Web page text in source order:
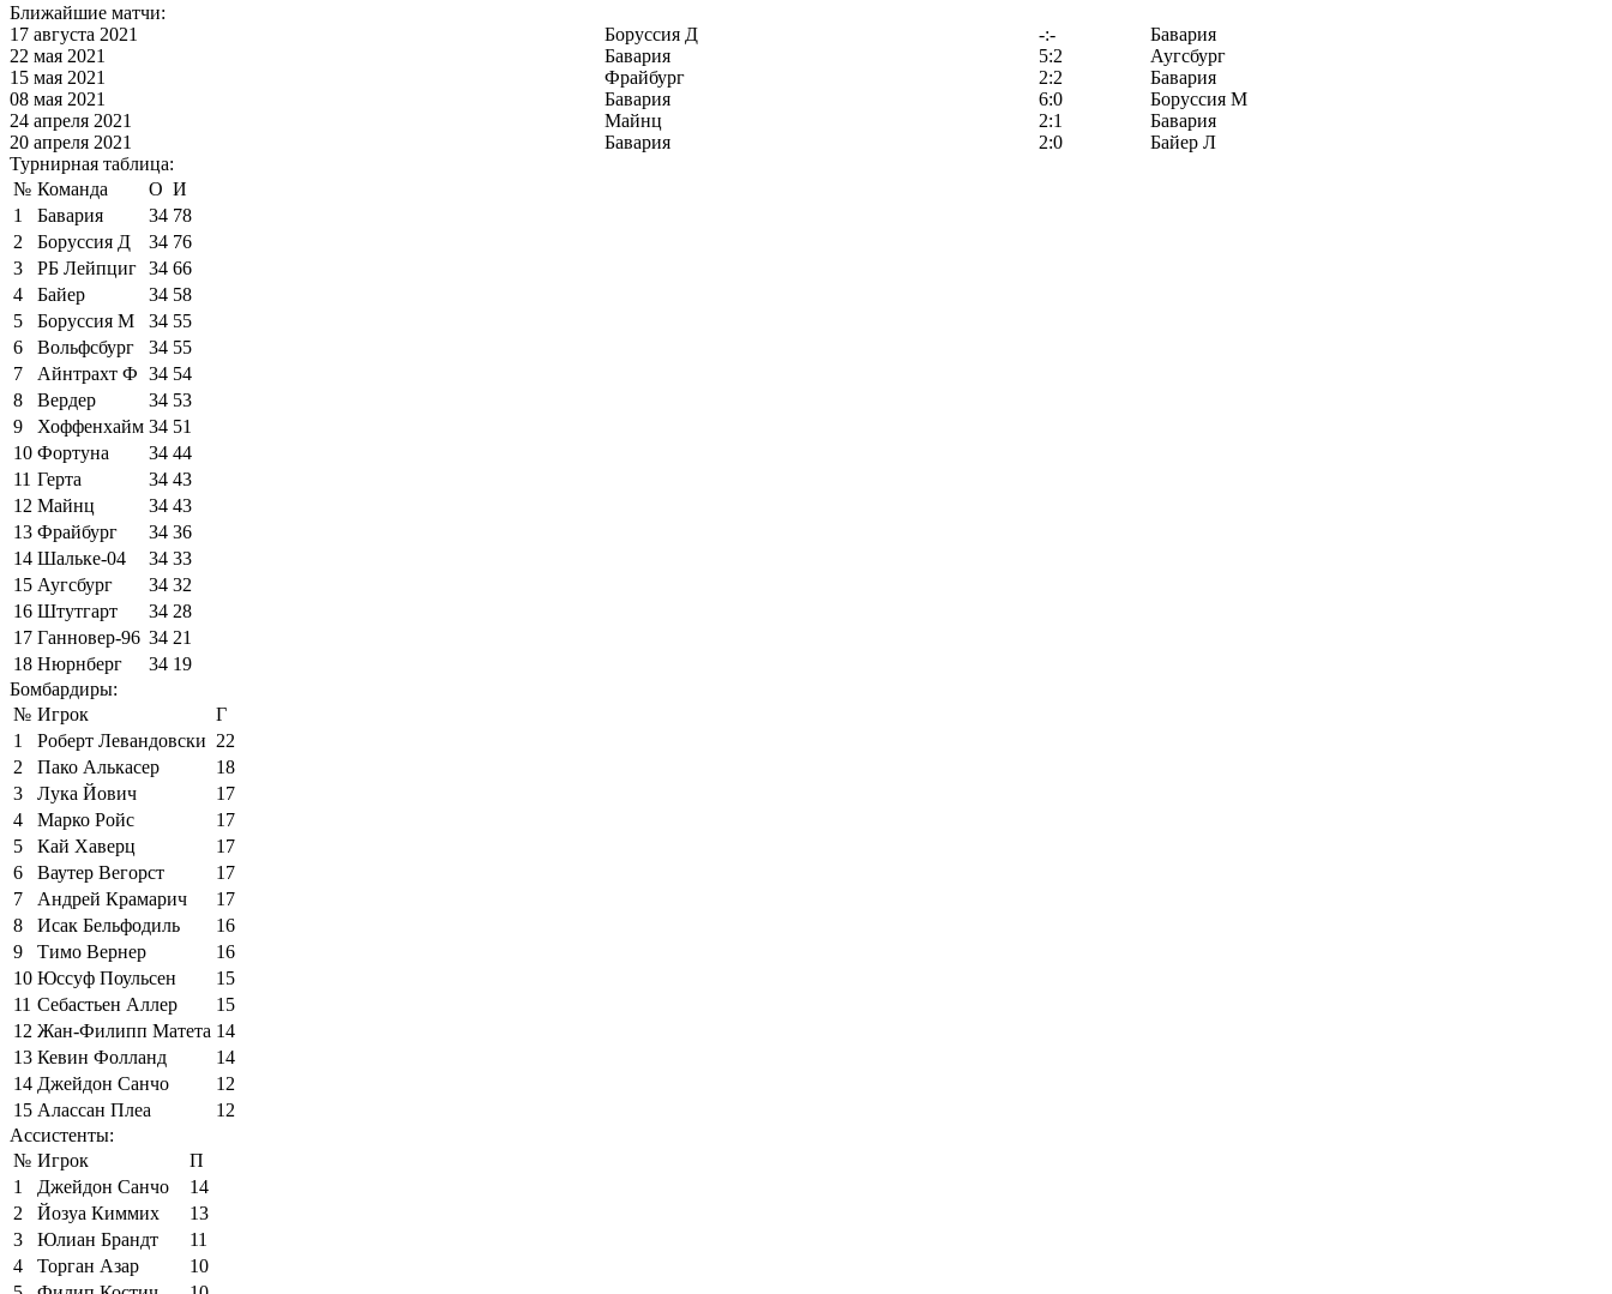
Ближайшие матчи:
17 августа 2021
Боруссия Д -:-
Бавария
22 мая 2021
Бавария 5:2
Аугсбург
15 мая 2021
Фрайбург 2:2
Бавария
08 мая 2021
Бавария 6:0
Боруссия М
24 апреля 2021
Майнц 2:1
Бавария
20 апреля 2021
Бавария 2:0
Байер Л
Турнирная таблица:
№ Команда О И
1
Бавария 34 78
2
Боруссия Д 34 76
3
РБ Лейпциг 34 66
4
Байер 34 58
5
Боруссия М 34 55
6
Вольфсбург 34 55
7
Айнтрахт Ф 34 54
8
Вердер 34 53
9
Хоффенхайм 34 51
10 Фортуна 34 44
11 Герта 34 43
12 Майнц 34 43
13 Фрайбург 34 36
14 Шальке-04 34 33
15 Аугсбург 34 32
16 Штутгарт 34 28
17 Ганновер-96 34 21
18 Нюрнберг 34 19
Бомбардиры:
№ Игрок
Г
1
Роберт Левандовски 22
2
Пако Алькасер
18
3
Лука Йович
17
4
Марко Ройс
17
5
Кай Хаверц
17
6
Ваутер Вегорст
17
7
Андрей Крамарич
17
8
Исак Бельфодиль
16
9
Тимо Вернер
16
10 Юссуф Поульсен
15
11 Себастьен Аллер
15
12 Жан-Филипп Матета 14
13 Кевин Фолланд
14
14 Джейдон Санчо
12
15 Алассан Плеа
12
Ассистенты:
№ Игрок
П
1
Джейдон Санчо
14
2
Йозуа Киммих
13
3
Юлиан Брандт
11
4
Торган Азар
10